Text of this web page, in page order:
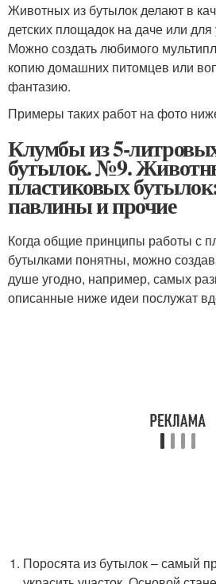
Животных из бутылок делают в
детских площадок на даче или
Можно создать любимого
копию домашних питомцев или
фантазию.
Примеры таких работ на фото
Клумбы из 5-
бутылок. №9.
пластиковых
павлины и прочие
Когда общие принципы работы с
бутылками понятны, можно
душе угодно, например, самых
описанные ниже идеи послужат
Поросята из бутылок – самый